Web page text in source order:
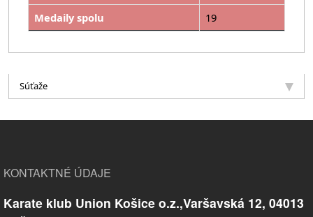
Medaily spolu
19
Súťaže
KONTAKTNÉ ÚDAJE
Karate klub Union Košice o.z.,Varšavská 12, 04013